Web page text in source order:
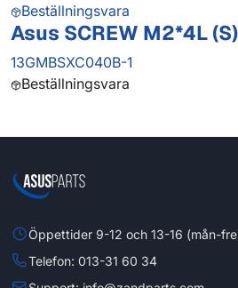
Beställningsvara
Asus SCREW M2*4L
13GMBSXC040B-1
Beställningsvara
Öppettider 9-12 och 13-16 (mån-
Telefon: 013-31 60 34